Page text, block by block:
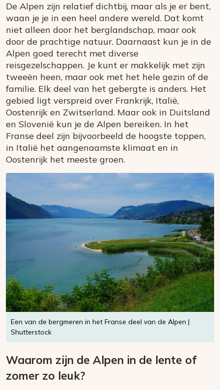
De Alpen zijn relatief dichtbij, maar als je er bent,
waan je je in een heel andere wereld. Dat komt
niet alleen door het berglandschap, maar ook
door de prachtige natuur. Daarnaast kun je in de
Alpen goed terecht met diverse
reisgezelschappen. Je kunt er makkelijk met zijn
tweeën heen, maar ook met het hele gezin of de
familie. Elk deel van het gebergte is anders. Het
gebied ligt verspreid over Frankrijk, Italië,
Oostenrijk en Zwitserland. Maar ook in Duitsland
en Slovenië kun je de Alpen bereiken. In het
Franse deel zijn bijvoorbeeld de hoogste toppen,
in Italië het aangenaamste klimaat en in
Oostenrijk het meeste groen.
Een van de bergmeren in het Franse deel van de Alpen |
Shutterstock
Waarom zijn de Alpen in de lente of
zomer zo leuk?